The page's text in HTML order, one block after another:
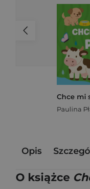
Chce mi
Paulina
Opis
O książce